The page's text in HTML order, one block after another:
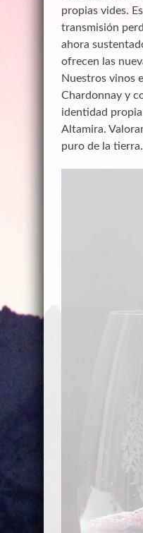
propias vides.
transmisión
ahora
ofrecen las
Nuestros vinos
Chardonnay y
identidad
Altamira.
puro de la tierra.